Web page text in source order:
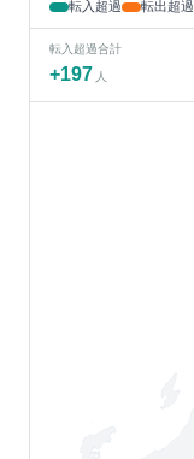
転入超過
転出超過
転入超過合計
+197 人